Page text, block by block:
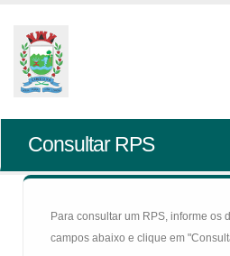
Consultar RPS
Para consultar um RPS, informe os
campos abaixo e clique em